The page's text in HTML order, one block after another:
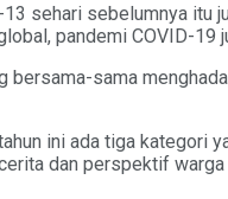
sehari sebelumnya itu
pandemi COVID-
sama
ini ada tiga kategori
dan perspektif